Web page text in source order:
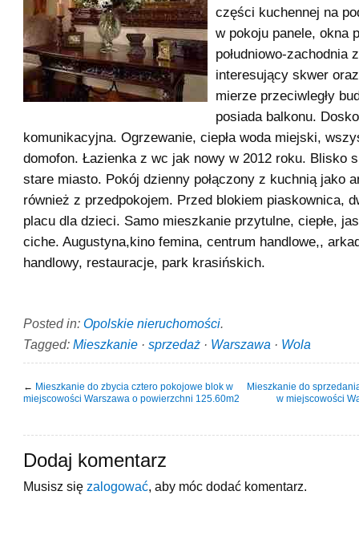
części kuchennej na
w pokoju panele, okna
południowo-zachodnia
interesujący skwer
mierze przeciwległy
posiada balkonu.
komunikacyjna. Ogrzewanie, ciepła woda miejski,
domofon. Łazienka z wc jak nowy w 2012 roku. Blisko
stare miasto. Pokój dzienny połączony z kuchnią jako
również z przedpokojem. Przed blokiem piaskownica,
placu dla dzieci. Samo mieszkanie przytulne, ciepłe,
ciche. Augustyna,kino femina, centrum handlowe,,
handlowy, restauracje, park krasińskich.
Posted in: Opolskie nieruchomości.
Tagged: Mieszkanie · sprzedaż · Warszawa · Wola
← Mieszkanie do zbycia cztero pokojowe blok w
miejscowości Warszawa o powierzchni 125.60m2
Mieszkanie do
w miejscowości
Dodaj komentarz
Musisz się zalogować , aby móc dodać komentarz.